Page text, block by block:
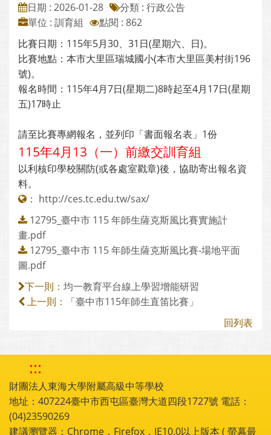
日期 : 2026-01-28
分類 : 行政公告
單位 : 訓育組
點閱 : 862
比賽日期：115年5月30、31日(星期六、日)。
比賽地點：本市大里區瑞城國小(本市大里區美村街196
號)。
報名時間：115年4月7日(星期二)8時起至4月17日(星期
五)17時止
請至比賽專網報名，並列印「書面報名表」1份
115年4月13（一）前繳交訓育組
以利核印學校關防(或各處室戳章)後，協助寄出報名資
料。
： http://ces.tc.edu.tw/sax/
12795_臺中市 115 年師生薩克斯風比賽實施計
畫.pdf
12795_臺中市 115 年師生薩克斯風比賽-場地平面
圖.pdf
下一則： 均一教育平台線上學習增能研習
上一則：
「臺中市115年師生直笛比賽」
回列表
:::
財團法人東海大學附屬高級中等學校
地址：407224臺中市西屯區臺灣大道四段1727號 電話：
(04)23590269
建議瀏覽器：Chrome，Firefox，IE10.0以上版本 ( 螢幕最